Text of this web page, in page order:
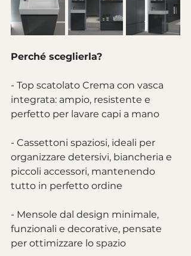
Perché sceglierla?
- Top scatolato Crema con vasca
integrata: ampio, resistente e
perfetto per lavare capi a mano
- Cassettoni spaziosi, ideali per
organizzare detersivi, biancheria e
piccoli accessori, mantenendo
tutto in perfetto ordine
- Mensole dal design minimale,
funzionali e decorative, pensate
per ottimizzare lo spazio